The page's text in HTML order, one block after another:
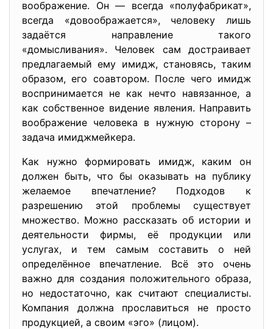
воображение. Он — всегда «полуфабрикат»,
всегда «довоображается», человеку лишь
задаётся направление такого
«домысливания». Человек сам достраивает
предлагаемый ему имидж, становясь, таким
образом, его соавтором. После чего имидж
воспринимается не как нечто навязанное, а
как собственное видение явления. Направить
воображение человека в нужную сторону –
задача имиджмейкера.
Как нужно формировать имидж, каким он
должен быть, что бы оказывать на публику
желаемое впечатление? Подходов к
разрешению этой проблемы существует
множество. Можно рассказать об истории и
деятельности фирмы, её продукции или
услугах, и тем самым составить о ней
определённое впечатление. Всё это очень
важно для создания положительного образа,
но недостаточно, как считают специалисты.
Компания должна прославиться не просто
продукцией, а своим «эго» (лицом).